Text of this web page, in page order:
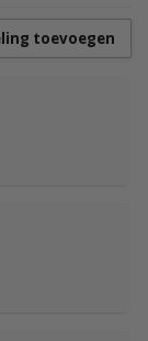
toevoegen